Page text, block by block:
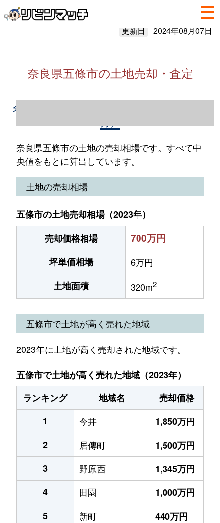
更新日 2024年08月07日
奈良県五條市の土地売却・査定
奈良県五條市の土地売却情報（2023年1～12
奈良県五條市の土地の売却相場です。すべて中
央値をもとに算出しています。
土地の売却相場
五條市の土地売却相場（2023年）
売却価格相場
700万円
坪単価相場
6万円
土地面積
320m2
五條市で土地が高く売れた地域
2023年に土地が高く売却された地域です。
五條市で土地が高く売れた地域（2023年）
ランキング
地域名
売却価格
1
今井
1,850万円
2
居傳町
1,500万円
3
野原西
1,345万円
4
田園
1,000万円
5
新町
440万円